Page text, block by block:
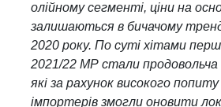
олійному сегменті, ціни на
залишаються в бичачому
2020 року. По суті хітами
2021/22 МР стали продовольча
які за рахунок високого попиту
імпортерів змогли оновити